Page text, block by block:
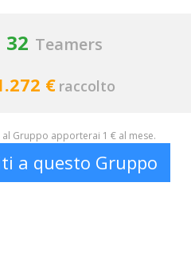
32 Teamers
€ raccolto
Gruppo apporterai 1 € al mese.
a questo Gruppo